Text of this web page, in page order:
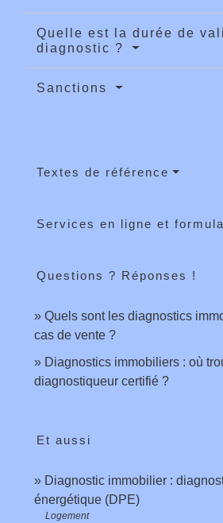
Quelle est la durée de
diagnostic ?
Sanctions
Textes de référence
Services en ligne et
Questions ? Réponses !
Quels sont les diagnostics
cas de vente ?
Diagnostics immobiliers : où
diagnostiqueur certifié ?
Et aussi
Diagnostic immobilier :
énergétique (DPE)
Logement